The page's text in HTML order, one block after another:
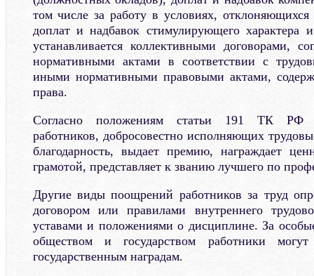
том числе за работу в условиях,
доплат и надбавок стимулирующего характера
устанавливается коллективными договорами,
нормативными актами в соответствии с
иными нормативными правовыми актами,
права.
Согласно положениям статьи 191 ТК РФ
работников, добросовестно исполняющих
благодарность, выдает премию, награждает
грамотой, представляет к званию лучшего по
Другие виды поощрений работников за труд
договором или правилами внутреннего
уставами и положениями о дисциплине. За
обществом и государством работники
государственным наградам.